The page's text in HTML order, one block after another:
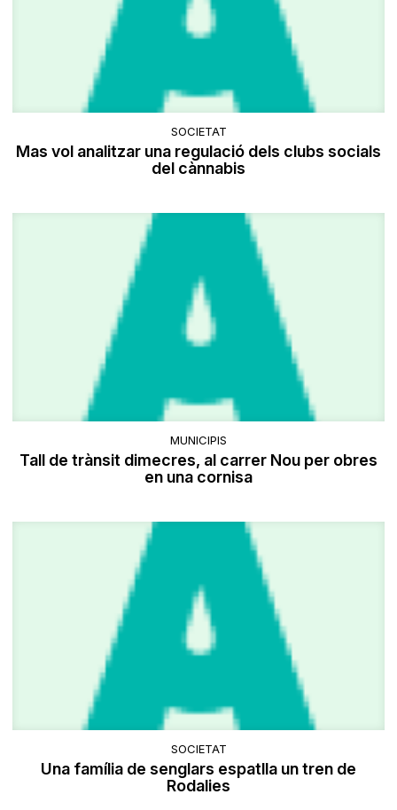
SOCIETAT
Mas vol analitzar una regulació dels clubs socials
del cànnabis
MUNICIPIS
Tall de trànsit dimecres, al carrer Nou per obres
en una cornisa
SOCIETAT
Una família de senglars espatlla un tren de
Rodalies